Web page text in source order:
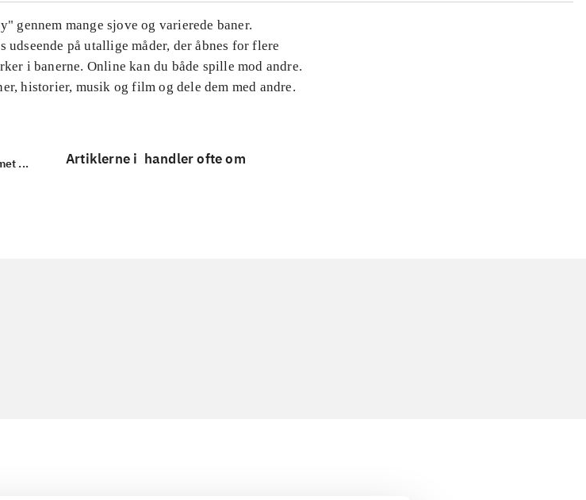
gennem mange sjove og varierede baner.
på utallige måder, der åbnes for flere
i banerne. Online kan du både spille mod andre.
historier, musik og film og dele dem med andre.
... Artiklerne i handler ofte om